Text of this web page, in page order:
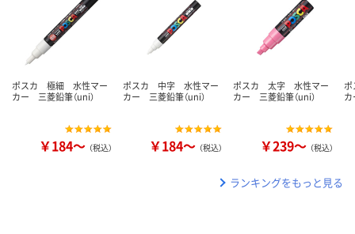
ポスカ 極細 水性マー
カー 三菱鉛筆（uni）
￥184～ （税込）
ポスカ 中字 水性マー
カー 三菱鉛筆（uni）
￥184～ （税込）
ポスカ 太字 水性マー
カー 三菱鉛筆（uni）
￥239～ （税込）
ランキングをもっと見る